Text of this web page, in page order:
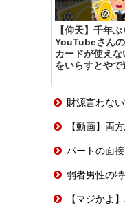
【仰天】千年
YouTubeさん
カードが使えな
をいらすとやで
財源言わな
【動画】両
パートの面
弱者男性の
【マジかよ】